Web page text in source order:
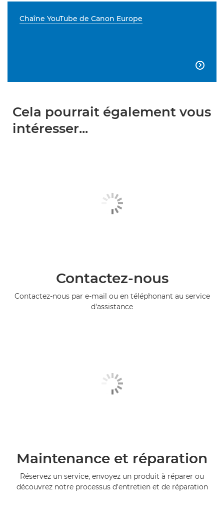
Chaîne YouTube de Canon Europe

Cela pourrait également vous
intéresser...
Contactez-nous
Contactez-nous par e-mail ou en téléphonant au service
d'assistance
Maintenance et réparation
Réservez un service, envoyez un produit à réparer ou
découvrez notre processus d'entretien et de réparation